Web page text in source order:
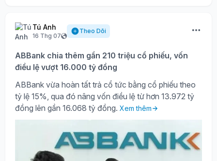
Tú Anh
16 Thg 07
Theo Dõi
ABBank chia thêm gần 210 triệu cổ phiếu, vốn
điều lệ vượt 16.000 tỷ đồng
ABBank vừa hoàn tất trả cổ tức bằng cổ phiếu theo
tỷ lệ 15%, qua đó nâng vốn điều lệ từ hơn 13.972 tỷ
đồng lên gần 16.068 tỷ đồng. Xem thêm